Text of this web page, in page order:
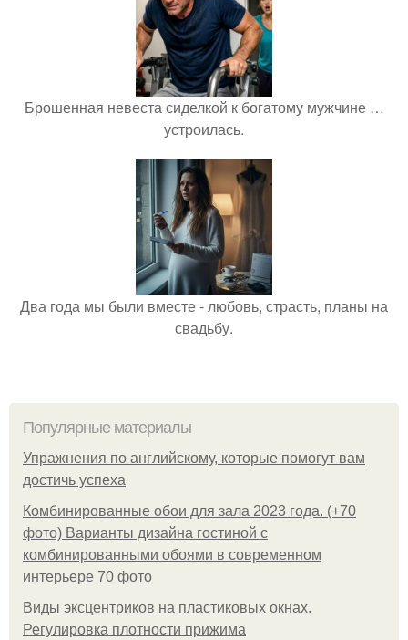
Брошенная невеста сиделкой к богатому мужчине …
устроилась.
Два года мы были вместе - любовь, страсть, планы на
свадьбу.
Популярные материалы
Упражнения по английскому, которые помогут вам
достичь успеха
Комбинированные обои для зала 2023 года. (+70
фото) Варианты дизайна гостиной с
комбинированными обоями в современном
интерьере 70 фото
Виды эксцентриков на пластиковых окнах.
Регулировка плотности прижима